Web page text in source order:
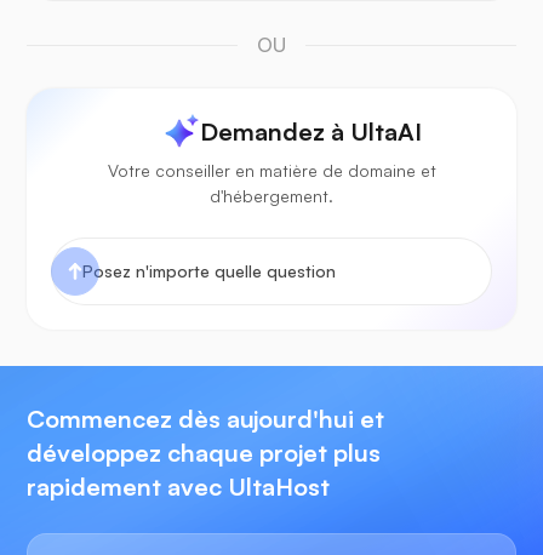
OU
Demandez à UltaAI
Votre conseiller en matière de domaine et
d'hébergement.
Commencez dès aujourd'hui et
développez chaque projet plus
rapidement avec UltaHost